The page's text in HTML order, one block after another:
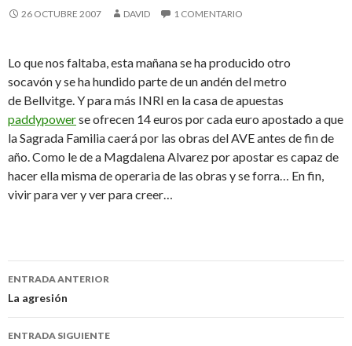
26 OCTUBRE 2007 DAVID 1 COMENTARIO
Lo que nos faltaba, esta mañana se ha producido otro
socavón y se ha hundido parte de un andén del metro
de Bellvitge. Y para más INRI en la casa de apuestas
paddypowerse ofrecen 14 euros por cada euro apostado a que
la Sagrada Familia caerá por las obras del AVE antes de fin de
año. Como le de a Magdalena Alvarez por apostar es capaz de
hacer ella misma de operaria de las obras y se forra… En fin,
vivir para ver y ver para creer…
Navegación
de
entradas
ENTRADA ANTERIOR
La agresión
ENTRADA SIGUIENTE